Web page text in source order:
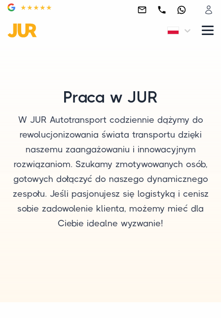
Praca w JUR
W JUR Autotransport codziennie dążymy do
rewolucjonizowania świata transportu dzięki
naszemu zaangażowaniu i innowacyjnym
rozwiązaniom. Szukamy zmotywowanych osób,
gotowych dołączyć do naszego dynamicznego
zespołu. Jeśli pasjonujesz się logistyką i cenisz
sobie zadowolenie klienta, możemy mieć dla
Ciebie idealne wyzwanie!